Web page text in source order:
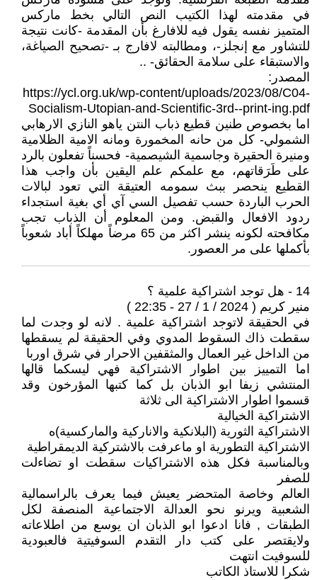
في مقدمته لهذا الكتيب النص التالي بخط ماركس
المتميز نفسه يقول فيه للافارغ بأن المقدمة -كانت نتيجة
للتشاور مع إنجلز-، ومطالبته لافارج بـ -تصحيح الصياغة،
والاستبقاء على سلامة الحقائق- ..
المصدر:
https://ycl.org.uk/wp-content/uploads/2023/08/C04-
Socialism-Utopian-and-Scientific-3rd--print-ing.pdf
اما بخصوص طنين قطيع ذباب النتن ياهو النازي الارهابي
الشمولي- كل من حانه المخمورة ومانه الامية الظلامية
ومنيرة الحقيرة وجاسمية الشيصمية- فحسناً تفعلون بالرد
على طَرَقاتهم، مع علمكم علم اليقين بأن واجب هذا
القطيع ينحصر ببث سمومه العتيقة التي تعود لبالات
الحرب الباردة حسب تفصيل السي آي أي بغية استجداء
ردود الافعال والقبض. ومن المعلوم أن الذباب تجب
مكافحته لكونه ينشر اكثر من 65 مرضاً مهلكاً أباد شعوباً
بأكملها على مر العصور.
14 - هل توجد اشتراكية علمية ؟
منير كريم ( 2024 / 1 / 27 - 22:35 )
في الحقيقة لاتوجد اشتراكية علمية . لانه لو وجدت لما
سقطت ذاك السقوط المدوي وفي الحقيقة لم يسقطها
من الداخل غير العمال والمثقفين الاحرار في شرق اوربا
اما التمييز بين اطوار الاشتراكية فهي ليسكما قالها
المنتشي زيفا ابو الذبان بل كما كتبها المؤرخون وقد
قسموا اطوار الاشتراكية الى ثلاثة
الاشتراكية الخيالية
الاشتراكية الثورية (البلانكية والاناركية والماركسية)ه
الاشتراكية التطورية او ماعرفت بالاشتركية الديمقراطية
وبالمناسبة فكل هذه الاشتراكيات سقطت او تضاءلت
للصفر
العالم وخاصة المتحضر يعيش فيما يعرف بالراسمالية
الشعبية ويرنو نحو العدالة الاجتماعية المنصفة لكل
الطبقات , فانا ادعوا ابو الذبان ان يوسع من اطلاعاته
ولايقتصر على كتب دار التقدم السوفيتية فالعبودية
للسوفيت انتهت
شكرا للاستاذ الكاتب